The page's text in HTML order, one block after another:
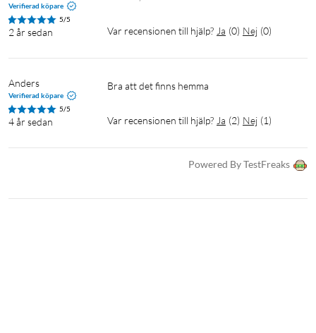
Verifierad köpare
5/5
2 år sedan Var recensionen till hjälp? Ja (0) Nej (0)
Anders
Verifierad köpare
5/5
4 år sedan
Bra att det finns hemma
Var recensionen till hjälp? Ja (2) Nej (1)
Powered By TestFreaks